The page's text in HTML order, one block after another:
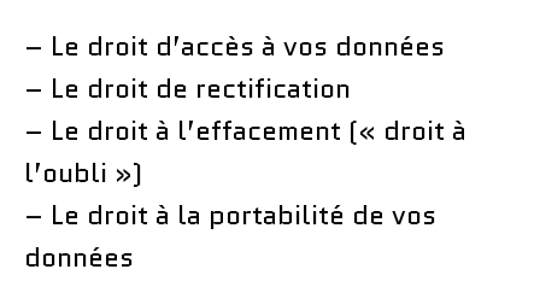
– Le droit d’accès à vos données
– Le droit de rectification
– Le droit à l’effacement (« droit à
l’oubli »)
– Le droit à la portabilité de vos
données